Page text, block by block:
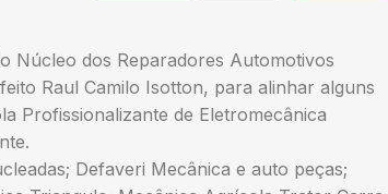
Núcleo dos Reparadores Automotivos
Raul Camilo Isotton, para alinhar alguns
Profissionalizante de Eletromecânica
Defaveri Mecânica e auto peças;